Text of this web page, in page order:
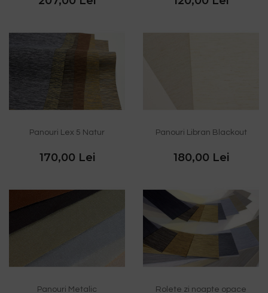
Panouri Lex 5 Natur
170,00 Lei
Panouri Libran Blackout
180,00 Lei
Panouri Metalic
Rolete zi noapte opace